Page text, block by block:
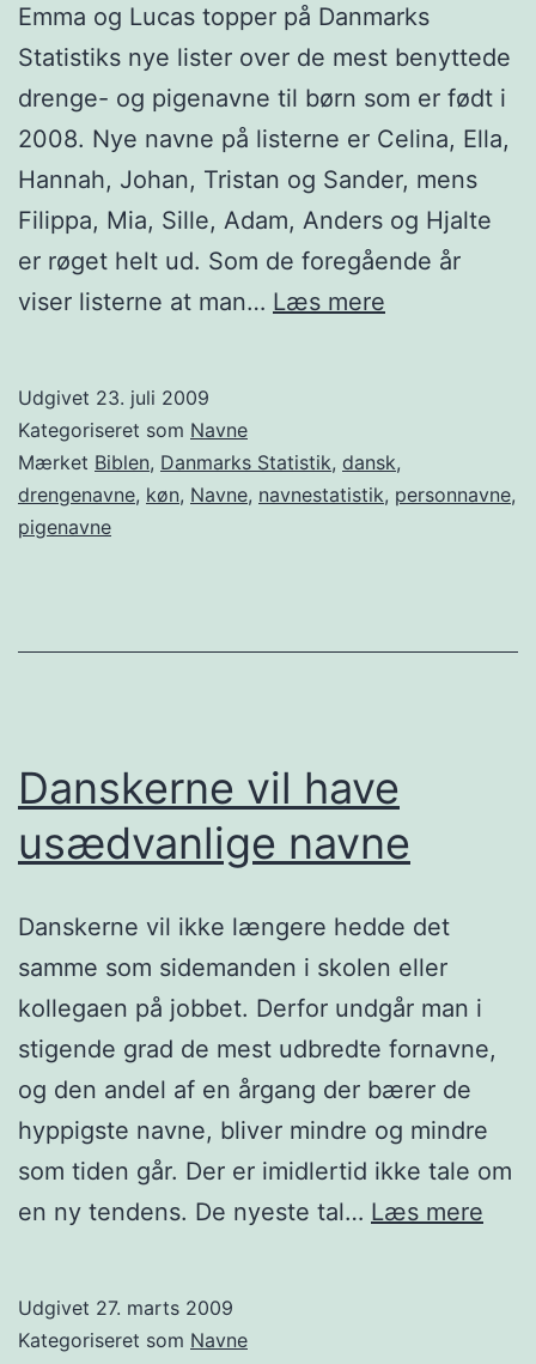
Emma og Lucas topper på Danmarks
Statistiks nye lister over de mest benyttede
drenge- og pigenavne til børn som er født i
2008. Nye navne på listerne er Celina, Ella,
Hannah, Johan, Tristan og Sander, mens
Filippa, Mia, Sille, Adam, Anders og Hjalte
er røget helt ud. Som de foregående år
viser listerne at man… Læs mere
mest
populære
Udgivet 23. juli 2009
Kategoriseret som Navne
Mærket Biblen, Danmarks Statistik, dansk,
drengenavne, køn, Navne, navnestatistik, personnavne,
pigenavne
Danskerne vil have
usædvanlige navne
Danskerne vil ikke længere hedde det
samme som sidemanden i skolen eller
kollegaen på jobbet. Derfor undgår man i
stigende grad de mest udbredte fornavne,
og den andel af en årgang der bærer de
hyppigste navne, bliver mindre og mindre
som tiden går. Der er imidlertid ikke tale om
en ny tendens. De nyeste tal… Læs mere
Udgivet 27. marts 2009
Kategoriseret som Navne